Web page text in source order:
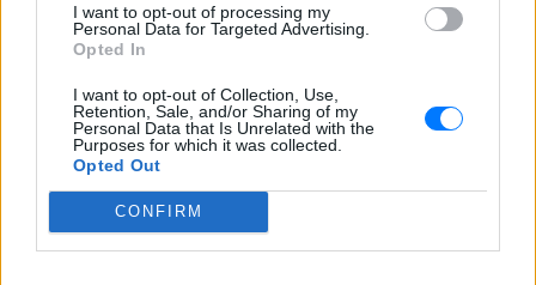
I want to opt-out of processing my
Personal Data for Targeted Advertising.
Opted In
I want to opt-out of Collection, Use,
Retention, Sale, and/or Sharing of my
Personal Data that Is Unrelated with the
Purposes for which it was collected.
Opted Out
CONFIRM
καλοκαιρινές στιγμές πριν επιστρέψει
στις υποχρεώσεις της Αθήνας
«Χαρούμενη, γεμάτη αλμύρα»
ΣΉΜΕΡΑ